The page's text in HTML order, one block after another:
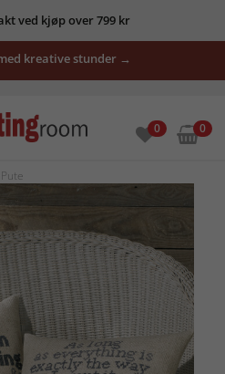
ved kjøp over 799 kr
kreative stunder →
0 0